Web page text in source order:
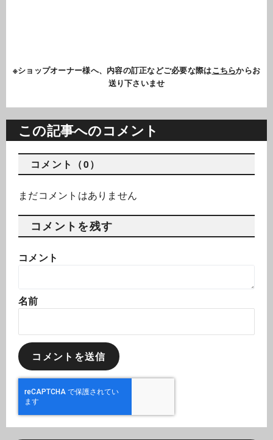
※ショップオーナー様へ、内容の訂正などご必要な際はこちらからお
送り下さいませ
この記事へのコメント
コメント（0）
まだコメントはありません
コメントを残す
コメント
名前